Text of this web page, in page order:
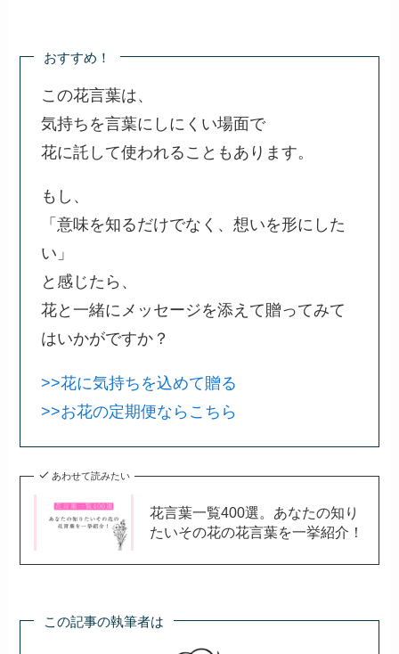
おすすめ！
この花言葉は、
気持ちを言葉にしにくい場面で
花に託して使われることもあります。
もし、
「意味を知るだけでなく、想いを形にした
い」
と感じたら、
花と一緒にメッセージを添えて贈ってみて
はいかがですか？
>>花に気持ちを込めて贈る
>>お花の定期便ならこちら
あわせて読みたい
花言葉一覧400選。あなたの知り
たいその花の花言葉を一挙紹介！
この記事の執筆者は